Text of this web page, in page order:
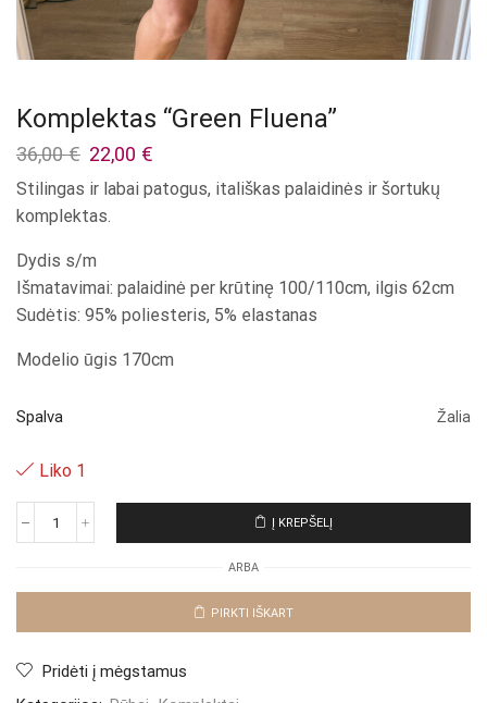
Komplektas “Green Fluena”
36,00€ Original
was:
36,00 €.
22,00 €
is:
Stilingas ir labai patogus, itališkas palaidinės ir šortukų
komplektas.
Dydis s/m
Išmatavimai: palaidinė per krūtinę 100/110cm, ilgis 62cm
Sudėtis: 95% poliesteris, 5% elastanas
Modelio ūgis 170cm
Spalva Žalia
Liko 1
produkto
"Green
Į KREPŠELĮ
ARBA
PIRKTI IŠKART
Pridėti į mėgstamus